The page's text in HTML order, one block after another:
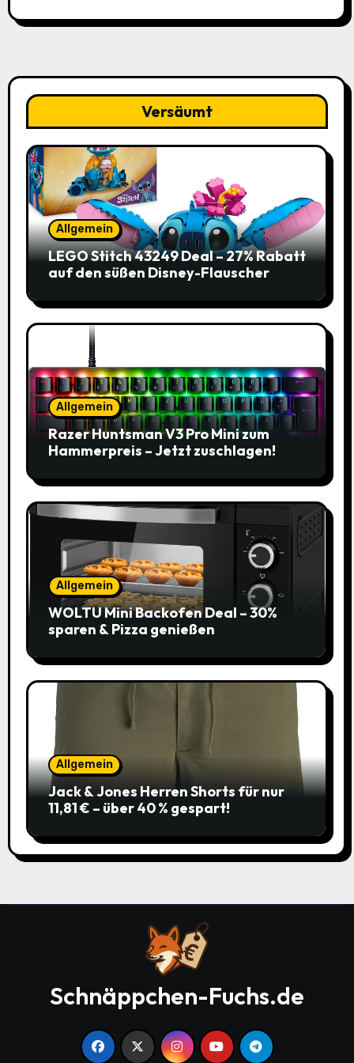
Versäumt
Allgemein
LEGO Stitch 43249 Deal – 27% Rabatt
auf den süßen Disney-Flauscher
Allgemein
Razer Huntsman V3 Pro Mini zum
Hammerpreis – Jetzt zuschlagen!
Allgemein
WOLTU Mini Backofen Deal – 30%
sparen & Pizza genießen
Allgemein
Jack & Jones Herren Shorts für nur
11,81 € – über 40 % gespart!
Schnäppchen-Fuchs.de